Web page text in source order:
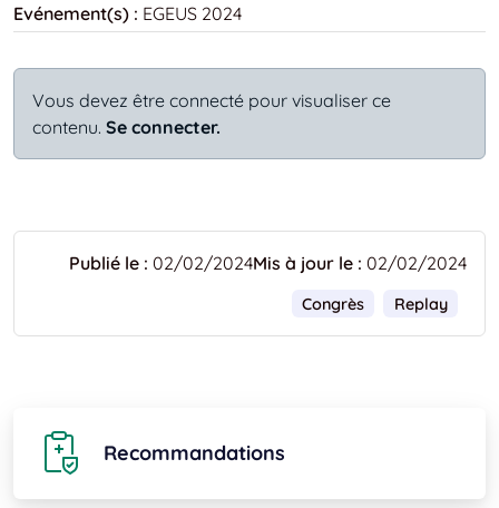
Evénement(s) : EGEUS 2024
Vous devez être connecté pour visualiser ce
contenu. Se connecter.
Publié le : 02/02/2024Mis à jour le : 02/02/2024
Congrès Replay
Recommandations